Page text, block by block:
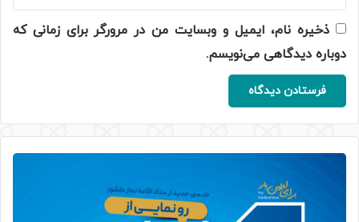
ذخیره نام، ایمیل و وبسایت من در مرورگر برای زمانی که
دوباره دیدگاهی می‌نویسم.